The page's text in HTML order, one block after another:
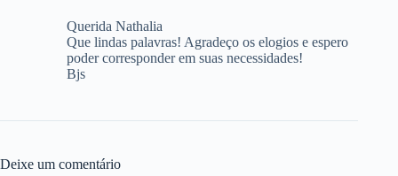
Querida Nathalia
Que lindas palavras! Agradeço os elogios e espero
poder corresponder em suas necessidades!
Bjs
Deixe um comentário